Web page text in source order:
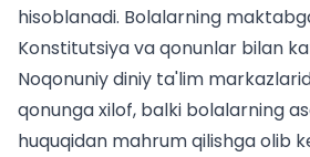
hisoblanadi. Bolalarning
Konstitutsiya va qonunlar bilan
Noqonuniy diniy ta'lim
qonunga xilof, balki bolalarning
huquqidan mahrum qilishga olib